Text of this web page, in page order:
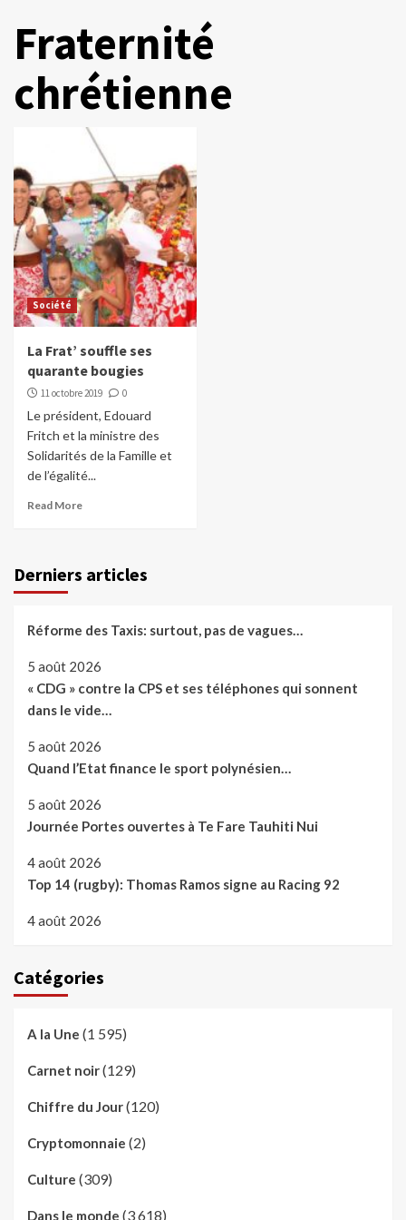
Fraternité
chrétienne
Société
La Frat’ souffle ses
quarante bougies
11 octobre 2019 0
Le président, Edouard
Fritch et la ministre des
Solidarités de la Famille et
de l’égalité...
Read More
Derniers articles
Réforme des Taxis: surtout, pas de vagues…
5 août 2026
« CDG » contre la CPS et ses téléphones qui sonnent
dans le vide…
5 août 2026
Quand l’Etat finance le sport polynésien…
5 août 2026
Journée Portes ouvertes à Te Fare Tauhiti Nui
4 août 2026
Top 14 (rugby): Thomas Ramos signe au Racing 92
4 août 2026
Catégories
A la Une (1 595)
Carnet noir(129)
Chiffre du Jour(120)
Cryptomonnaie (2)
Culture (309)
Dans le monde (3 618)